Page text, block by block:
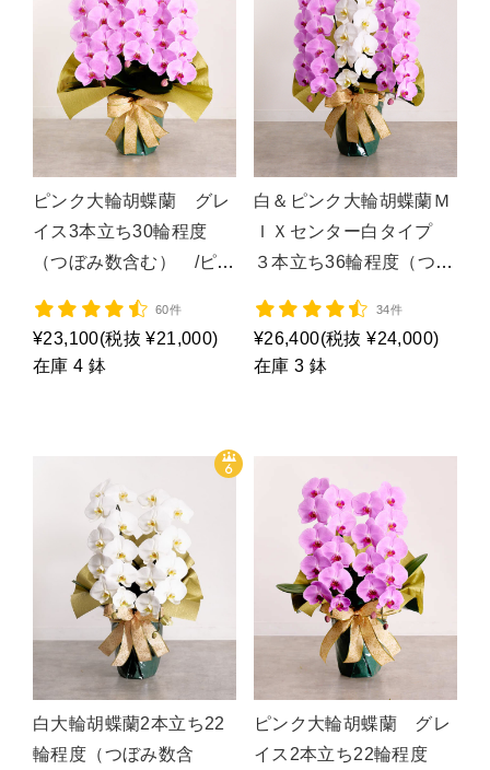
ピンク大輪胡蝶蘭 グレ
イス3本立ち30輪程度
（つぼみ数含む） /ピン
60件
¥23,100(税抜 ¥21,000)
在庫 4 鉢
白＆ピンク大輪胡蝶蘭Ｍ
ＩＸセンター白タイプ
３本立ち36輪程度（つぼ
Ｃ・Ｗタイプ/P1294
34件
¥26,400(税抜 ¥24,000)
在庫 3 鉢
白大輪胡蝶蘭2本立ち22
輪程度（つぼみ数含
ピンク大輪胡蝶蘭 グレ
イス2本立ち22輪程度